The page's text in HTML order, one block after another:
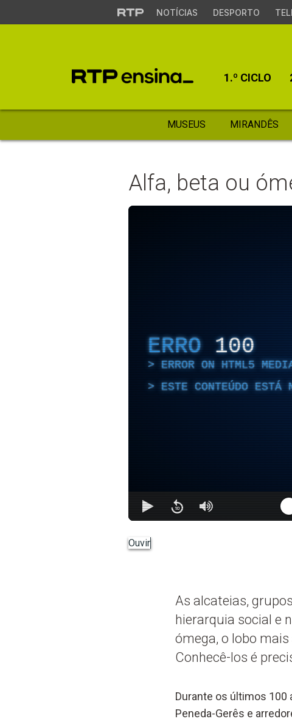
NOTÍCIAS DESPORTO
1.º CICLO
MUSEUS MIRANDÊS
Alfa, beta ou
ERRO 100
ERROR ON HTML5
ESTE CONTEÚDO ESTÁ
Ouvir
As alcateias,
hierarquia social e
ómega, o lobo
Conhecê-los é
Durante os últimos 100
Peneda-Gerês e